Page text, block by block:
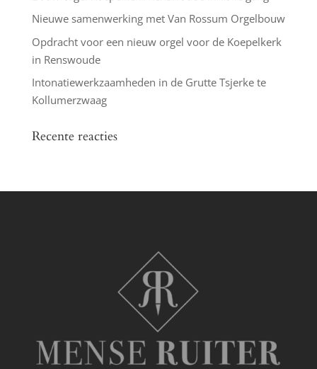
Nieuwe samenwerking met Van Rossum Orgelbouw
Opdracht voor een nieuw orgel voor de Koepelkerk
in Renswoude
Intonatiewerkzaamheden in de Grutte Tsjerke te
Kollumerzwaag
Recente reacties